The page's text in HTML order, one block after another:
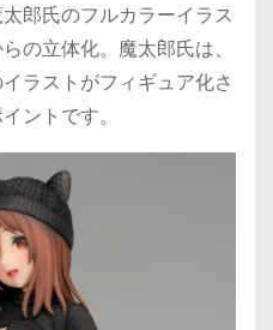
郎氏のフルカラーイラス
の立体化。魔太郎氏は、
ラストがフィギュア化さ
ントです。